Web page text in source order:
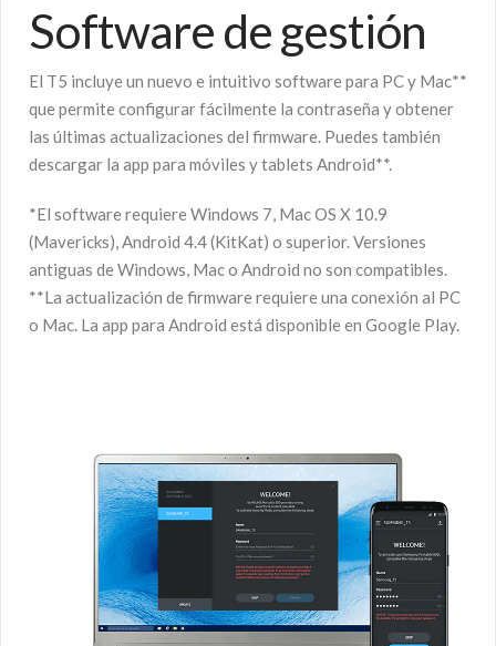
Software de gestión
El T5 incluye un nuevo e intuitivo software para PC y Mac**
que permite configurar fácilmente la contraseña y obtener
las últimas actualizaciones del firmware. Puedes también
descargar la app para móviles y tablets Android**.
*El software requiere Windows 7, Mac OS X 10.9
(Mavericks), Android 4.4 (KitKat) o superior. Versiones
antiguas de Windows, Mac o Android no son compatibles.
**La actualización de firmware requiere una conexión al PC
o Mac. La app para Android está disponible en Google Play.